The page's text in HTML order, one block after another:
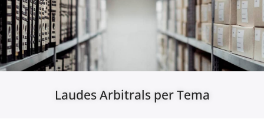
Laudes Arbitrals per Tema